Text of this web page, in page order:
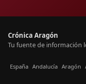
Crónica Aragón
Tu fuente de información
España Andalucía Aragón